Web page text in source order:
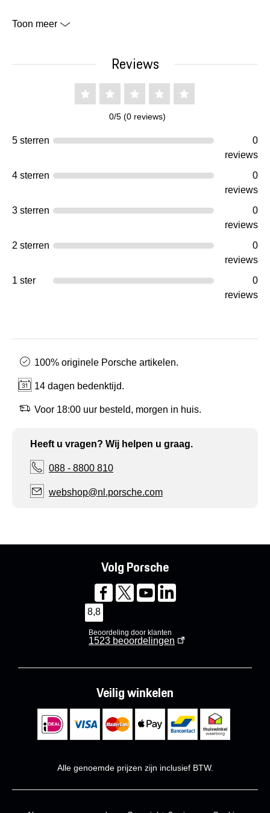
Toon meer
Reviews
0/5 (0 reviews)
5 sterren
0
reviews
4 sterren
0
reviews
3 sterren
0
reviews
2 sterren
0
reviews
1 ster
0
reviews
100% originele Porsche artikelen.
14 dagen bedenktijd.
Voor 18:00 uur besteld, morgen in huis.
Heeft u vragen? Wij helpen u graag.
088 - 8800 810
webshop@nl.porsche.com
Volg Porsche
8,8
Beoordeling door klanten
1523 beoordelingen
Veilig winkelen
Alle genoemde prijzen zijn inclusief BTW.